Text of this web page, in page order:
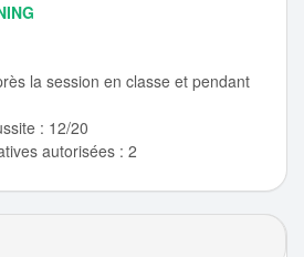
la session en classe et pendant
: 12/20
autorisées : 2